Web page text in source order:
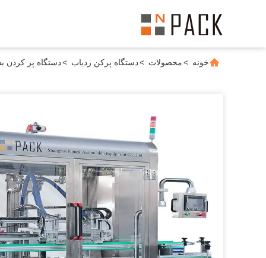
خونه >محصولات >دستگاه پرکن ردیاب >دستگاه پر کردن